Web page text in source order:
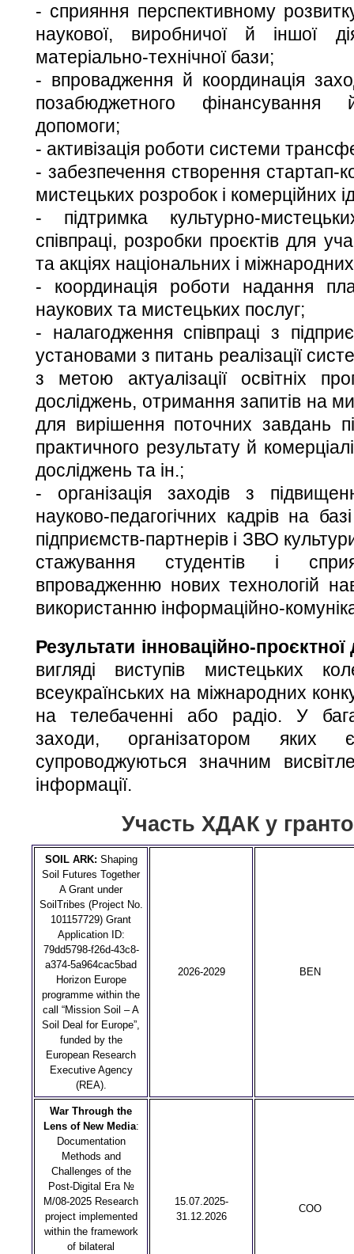
- сприяння перспективному
наукової, виробничої й іншої
матеріально-технічної бази;
- впровадження й координація
позабюджетного фінансування
допомоги;
- активізація роботи системи
- забезпечення створення стартап-
мистецьких розробок і комерційних
- підтримка культурно-
співпраці, розробки проєктів для
та акціях національних і
- координація роботи надання
наукових та мистецьких послуг;
- налагодження співпраці з
установами з питань реалізації
з метою актуалізації освітніх
досліджень, отримання запитів на
для вирішення поточних завдань
практичного результату й
досліджень та ін.;
- організація заходів з
науково-педагогічних кадрів на
підприємств-партнерів і ЗВО
стажування студентів і
впровадженню нових технологій
використанню інформаційно-
Результати інноваційно-проєктної
вигляді виступів мистецьких
всеукраїнських на міжнародних
на телебаченні або радіо. У
заходи, організатором яких
супроводжуються значним
інформації.
Участь ХДАК у
SOIL ARK: Shaping
Soil Futures Together
A Grant under
SoilTribes (Project No.
101157729) Grant
Application ID:
79dd5798-f26d-43c8-
a374-5a964cac5bad
Horizon Europe
programme within the
call “Mission Soil – A
Soil Deal for Europe”,
funded by the
European Research
Executive Agency
(REA).
2026-2029 BEN
War Through the
Lens of New Media:
Documentation
Methods and
Challenges of the
Post-Digital Era №
M/08-2025 Research
project implemented
within the framework
of bilateral
15.07.2025-
31.12.2026
COO